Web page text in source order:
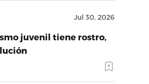
Jul 30, 2026
juvenil tiene rostro,